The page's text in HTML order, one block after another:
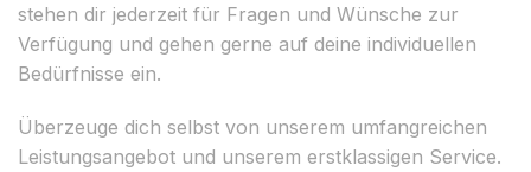
stehen dir jederzeit für Fragen und Wünsche zur
Verfügung und gehen gerne auf deine individuellen
Bedürfnisse ein.
Überzeuge dich selbst von unserem umfangreichen
Leistungsangebot und unserem erstklassigen Service.